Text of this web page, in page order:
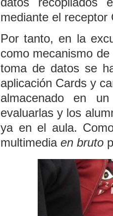
mediante el receptor
Por tanto, en la
como mecanismo
toma de datos se
aplicación Cards y
almacenado en
evaluarlas y los
ya en el aula.
multimedia en bruto